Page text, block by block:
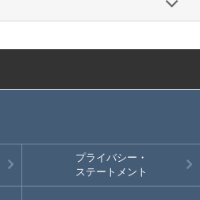
プライバシー・
ステートメント